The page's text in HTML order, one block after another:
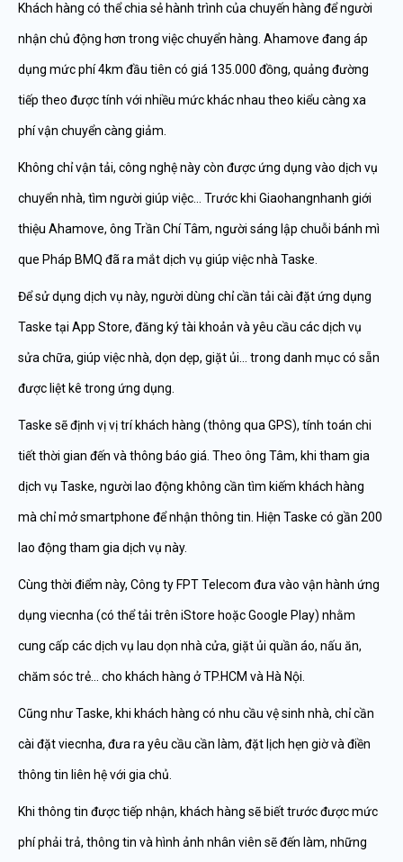
Khách hàng có thể chia sẻ hành trình của chuyến hàng để người
nhận chủ động hơn trong việc chuyển hàng. Ahamove đang áp
dụng mức phí 4km đầu tiên có giá 135.000 đồng, quảng đường
tiếp theo được tính với nhiều mức khác nhau theo kiểu càng xa
phí vận chuyển càng giảm.
Không chỉ vận tải, công nghệ này còn được ứng dụng vào dịch vụ
chuyển nhà, tìm người giúp việc… Trước khi Giaohangnhanh giới
thiệu Ahamove, ông Trần Chí Tâm, người sáng lập chuỗi bánh mì
que Pháp BMQ đã ra mắt dịch vụ giúp việc nhà Taske.
Để sử dụng dịch vụ này, người dùng chỉ cần tải cài đặt ứng dụng
Taske tại App Store, đăng ký tài khoản và yêu cầu các dịch vụ
sửa chữa, giúp việc nhà, dọn dẹp, giặt ủi… trong danh mục có sẵn
được liệt kê trong ứng dụng.
Taske sẽ định vị vị trí khách hàng (thông qua GPS), tính toán chi
tiết thời gian đến và thông báo giá. Theo ông Tâm, khi tham gia
dịch vụ Taske, người lao động không cần tìm kiếm khách hàng
mà chỉ mở smartphone để nhận thông tin. Hiện Taske có gần 200
lao động tham gia dịch vụ này.
Cùng thời điểm này, Công ty FPT Telecom đưa vào vận hành ứng
dụng viecnha (có thể tải trên iStore hoặc Google Play) nhằm
cung cấp các dịch vụ lau dọn nhà cửa, giặt ủi quần áo, nấu ăn,
chăm sóc trẻ… cho khách hàng ở TP.HCM và Hà Nội.
Cũng như Taske, khi khách hàng có nhu cầu vệ sinh nhà, chỉ cần
cài đặt viecnha, đưa ra yêu cầu cần làm, đặt lịch hẹn giờ và điền
thông tin liên hệ với gia chủ.
Khi thông tin được tiếp nhận, khách hàng sẽ biết trước được mức
phí phải trả, thông tin và hình ảnh nhân viên sẽ đến làm, những